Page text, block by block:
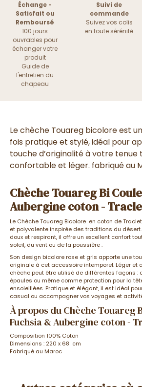
Échange -
Satisfait ou
Remboursé
100 jours
ouvrables pour
échanger votre
produit
Guide de
l'entretien du
chapeau
Suivi de
commande
Suivez vos colis
en toute sérénité
Le chèche Touareg bicolore est
fois pratique et stylé, idéal pour
touche d’originalité à votre
confortable et léger. fabriqué au
Chèche Touareg Bi
Aubergine coton -
Le Chèche Touareg Bicolore en coton de
et polyvalente inspirée des traditions du
doux et respirant, il offre un excellent confort
soleil, du vent ou de la poussière .
Son design bicolore rose et gris apporte une
originale à cet accessoire intemporel. Léger et
chèche peut être utilisé de différentes façons :
épaules ou même comme protection pour la
ensoleillées. Pratique et élégant, il est idéal
casual ou accompagner vos voyages et
À propos du Chèche Touareg
Fuchsia & Aubergine coton -
Composition 100% Coton
Dimensions : 220 x 68 cm
Fabriqué au Maroc